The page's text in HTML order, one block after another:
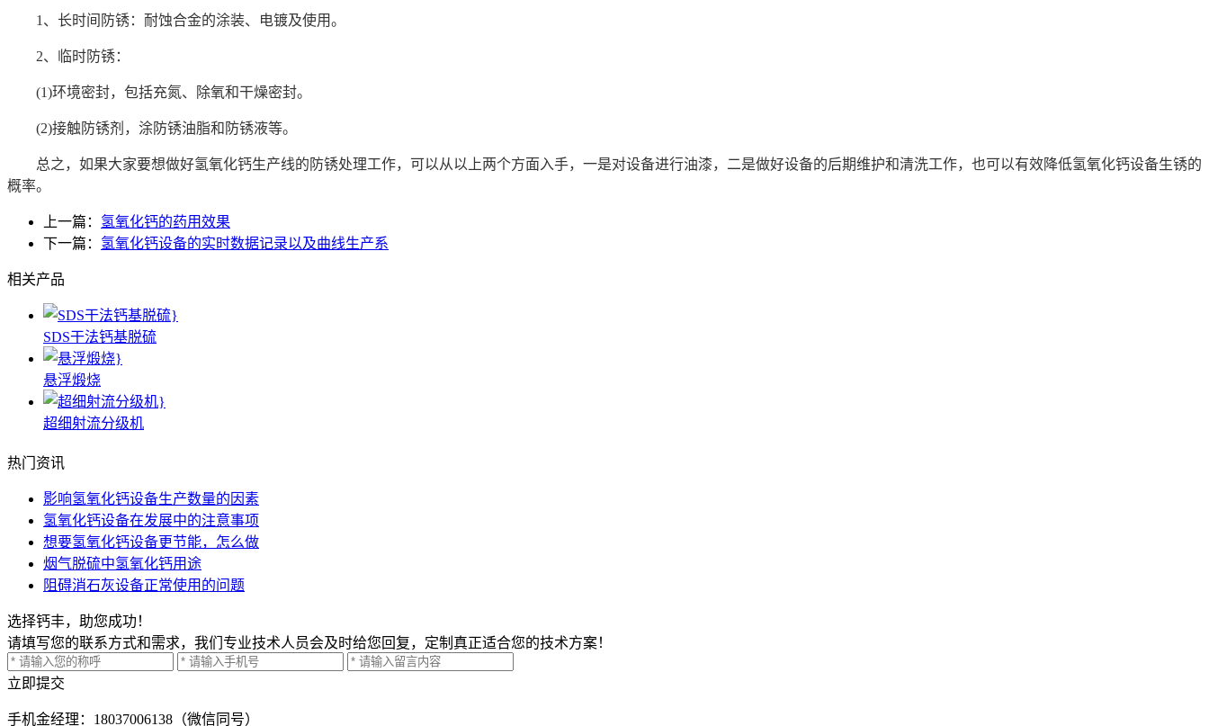
1、长时间防锈：耐蚀合金的涂装、电镀及使用。
2、临时防锈：
(1)环境密封，包括充氮、除氧和干燥密封。
(2)接触防锈剂，涂防锈油脂和防锈液等。
总之，如果大家要想做好氢氧化钙生产线的防锈处理工作，可以从以上两个方面入手，一是对设备进行油漆，二是做好设备的后期维护和清洗工作，也可以有效降低氢氧化钙设备生锈的
概率。
上一篇： 氢氧化钙的药用效果
下一篇： 氢氧化钙设备的实时数据记录以及曲线生产系
相关产品
SDS干法钙基脱硫
悬浮煅烧
超细射流分级机
热门资讯
影响氢氧化钙设备生产数量的因素
氢氧化钙设备在发展中的注意事项
想要氢氧化钙设备更节能，怎么做
烟气脱硫中氢氧化钙用途
阻碍消石灰设备正常使用的问题
选择钙丰，助您成功！
请填写您的联系方式和需求，我们专业技术人员会及时给您回复，定制真正适合您的技术方案！
立即提交
手机金经理：18037006138（微信同号）